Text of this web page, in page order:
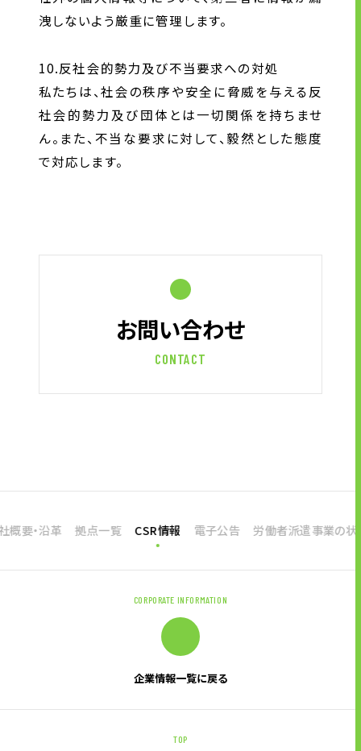
洩しないよう厳重に管理します。
10.反社会的勢力及び不当要求への対処
私たちは、社会の秩序や安全に脅威を与える反
社会的勢力及び団体とは一切関係を持ちませ
ん。また、不当な要求に対して、毅然とした態度
で対応します。
お問い合わせ
CONTACT
概要・沿革 拠点一覧 CSR情報 電子公告 労働者派遣事業の状
CORPORATE INFORMATION
企業情報一覧に戻る
TOP